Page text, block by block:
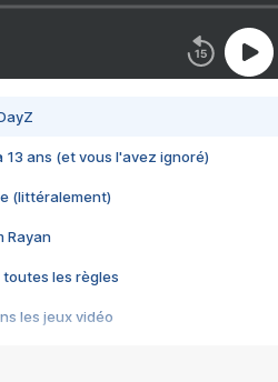
13 ans (et vous l'avez ignoré)
(littéralement)
Rayan
toutes les règles
les jeux vidéo